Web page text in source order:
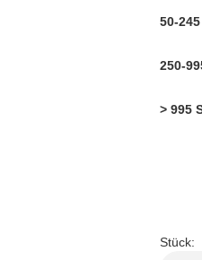
50-
250-
> 995
Stück: